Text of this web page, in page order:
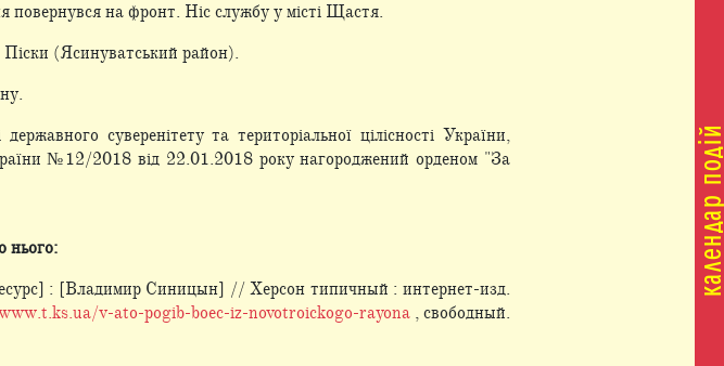
повернувся на фронт. Ніс службу у місті Щастя.
Піски (Ясинуватський район).
суверенітету та територіальної цілісності України,
№12/2018 від 22.01.2018 року нагороджений орденом "За
нього:
: [Владимир Синицын] // Херсон типичный : интернет-изд.
v-ato-pogib-boec-iz-novotroickogo-rayona, свободный.